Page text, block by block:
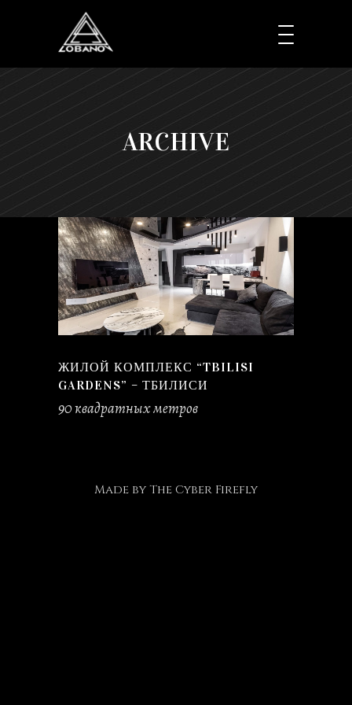
ARCHIVE
ЖИЛОЙ КОМПЛЕКС “TBILISI
GARDENS” – ТБИЛИСИ
90 квадратных метров
Made byThe Cyber Firefly